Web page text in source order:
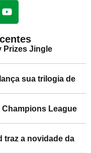
Prizes Jingle
sua trilogia de
Champions League
traz a novidade da